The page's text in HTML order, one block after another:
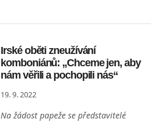
Irské oběti zneužívání
komboniánů: „Chceme jen, aby
nám věřili a pochopili nás“
19. 9. 2022
Na žádost papeže se představitelé